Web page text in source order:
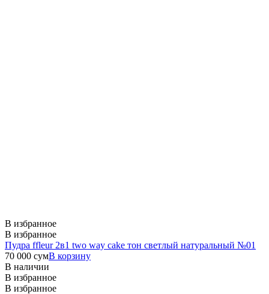
В избранное
В избранное
Пудра ffleur 2в1 two way cake тон светлый натуральный №01
70 000 сумВ корзину
В наличии
В избранное
В избранное